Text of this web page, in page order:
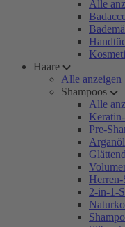
Alle
Haare
Alle anzeigen
Shampoos
Alle
Pre-
2-in-1-